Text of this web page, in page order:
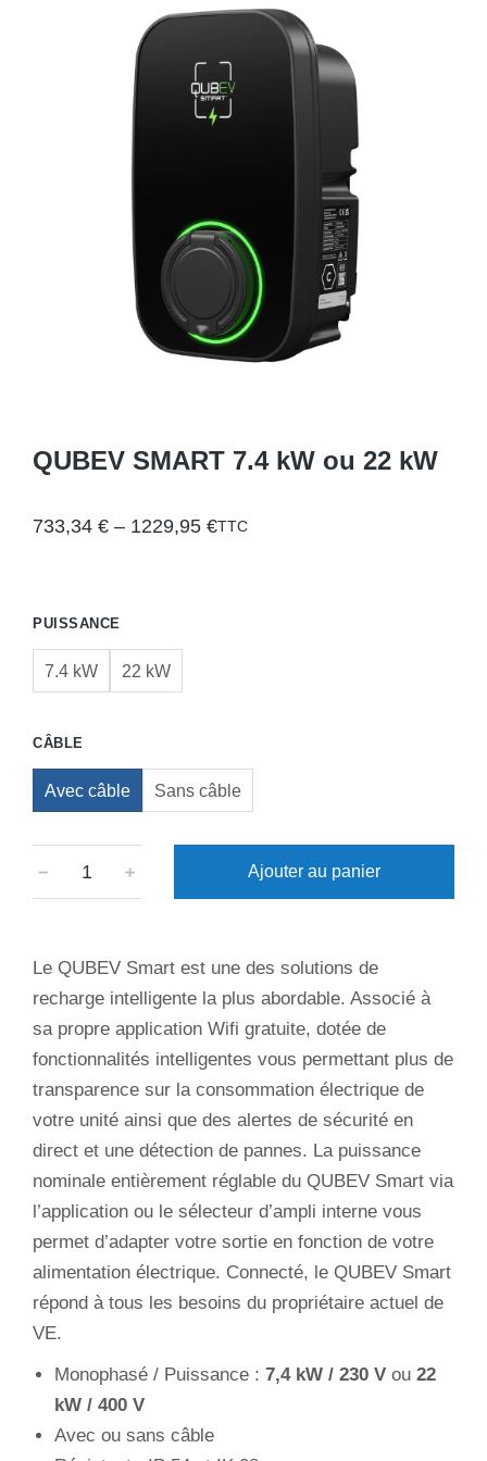
QUBEV SMART 7.4 kW ou 22 kW
733,34 € – 1229,95 €TTC
PUISSANCE
7.4 kW 22 kW
CÂBLE
Avec câble Sans câble
﹣ ﹢ Ajouter au panier
Le QUBEV Smart est une des solutions de
recharge intelligente la plus abordable. Associé à
sa propre application Wifi gratuite, dotée de
fonctionnalités intelligentes vous permettant plus de
transparence sur la consommation électrique de
votre unité ainsi que des alertes de sécurité en
direct et une détection de pannes. La puissance
nominale entièrement réglable du QUBEV Smart via
l’application ou le sélecteur d’ampli interne vous
permet d’adapter votre sortie en fonction de votre
alimentation électrique. Connecté, le QUBEV Smart
répond à tous les besoins du propriétaire actuel de
VE.
Monophasé / Puissance : 7,4 kW / 230 V ou 22
kW / 400 V
Avec ou sans câble